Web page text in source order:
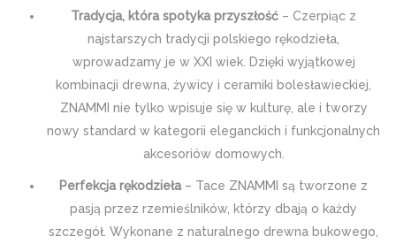
Tradycja, która spotyka przyszłość – Czerpiąc z
najstarszych tradycji polskiego rękodzieła,
wprowadzamy je w XXI wiek. Dzięki wyjątkowej
kombinacji drewna, żywicy i ceramiki bolesławieckiej,
ZNAMMI nie tylko wpisuje się w kulturę, ale i tworzy
nowy standard w kategorii eleganckich i funkcjonalnych
akcesoriów domowych.
Perfekcja rękodzieła– Tace ZNAMMI są tworzone z
pasją przez rzemieślników, którzy dbają o każdy
szczegół. Wykonane z naturalnego drewna bukowego,